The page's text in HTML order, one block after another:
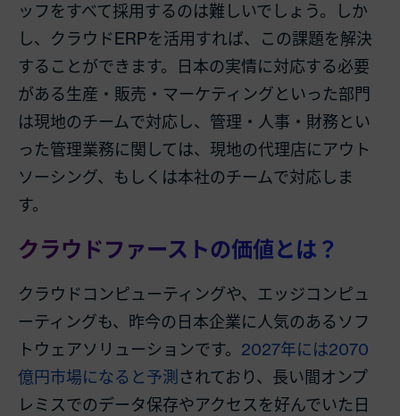
ッフをすべて採用するのは難しいでしょう。しか
し、クラウドERPを活用すれば、この課題を解決
することができます。日本の実情に対応する必要
がある生産・販売・マーケティングといった部門
は現地のチームで対応し、管理・人事・財務とい
った管理業務に関しては、現地の代理店にアウト
ソーシング、もしくは本社のチームで対応しま
す。
クラウドファーストの価値とは？
クラウドコンピューティングや、エッジコンピュ
ーティングも、昨今の日本企業に人気のあるソフ
トウェアソリューションです。 2027年には2070
億円市場になると予測 されており、長い間オンプ
レミスでのデータ保存やアクセスを好んでいた日